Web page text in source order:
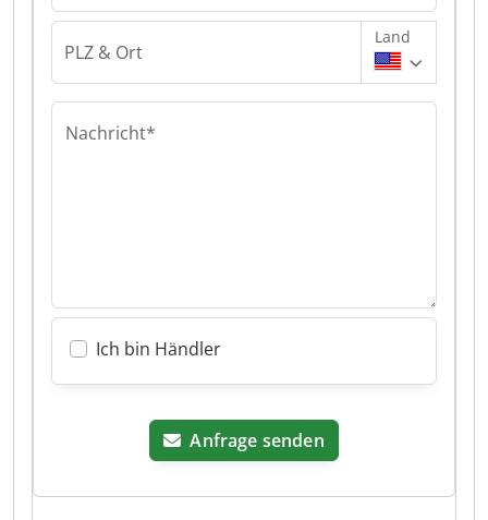
PLZ & Ort
Land
Nachricht*
Ich bin Händler
Anfrage senden